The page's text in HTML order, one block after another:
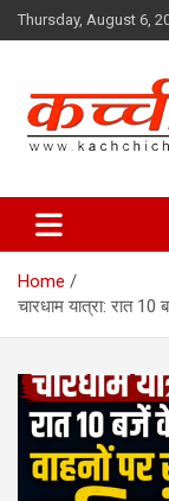
Skip
to
Thursday, August 6,
Home
चारधाम यात्रा: रात